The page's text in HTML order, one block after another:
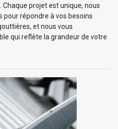
projet est unique, nous
répondre à vos besoins
et nous vous
qui reflète la grandeur de votre